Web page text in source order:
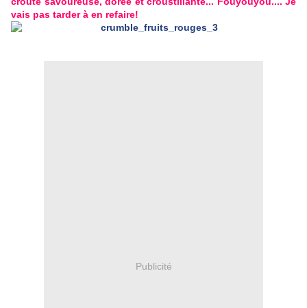
vais pas tarder à en refaire!
Publicité